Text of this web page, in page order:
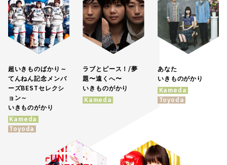
超いきものばかり～
てんねん記念メンバ
ーズBESTセレクシ
ョン～
いきものがかり
Kameda
Toyoda
ラブとピース！/夢
題〜遠くへ〜
いきものがかり
Kameda
あなた
いきものがかり
Kameda
Toyoda